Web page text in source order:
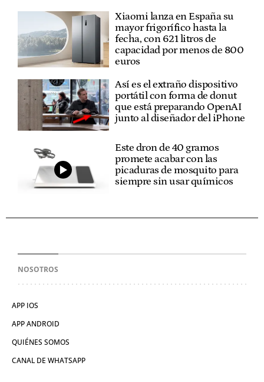
Xiaomi lanza en España su
mayor frigorífico hasta la
fecha, con 621 litros de
capacidad por menos de 800
euros
Así es el extraño dispositivo
portátil con forma de donut
que está preparando OpenAI
junto al diseñador del iPhone
Este dron de 40 gramos
promete acabar con las
picaduras de mosquito para
siempre sin usar químicos
NOSOTROS
APP IOS
APP ANDROID
QUIÉNES SOMOS
CANAL DE WHATSAPP